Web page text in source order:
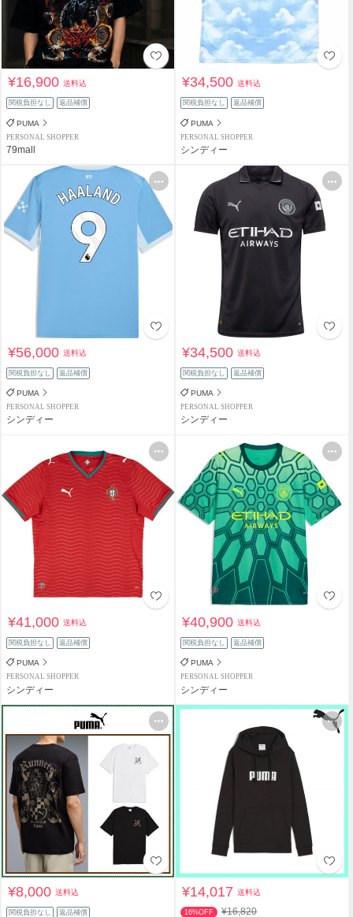
¥16,900送料込
関税負担なし 返品補償
PUMA
PERSONAL SHOPPER
79mall
¥34,500送料込
関税負担なし 返品補償
PUMA
PERSONAL SHOPPER
シンディー
¥56,000送料込
関税負担なし 返品補償
PUMA
PERSONAL SHOPPER
シンディー
¥34,500送料込
関税負担なし 返品補償
PUMA
PERSONAL SHOPPER
シンディー
¥41,000送料込
関税負担なし 返品補償
PUMA
PERSONAL SHOPPER
シンディー
¥40,900送料込
関税負担なし 返品補償
PUMA
PERSONAL SHOPPER
シンディー
¥8,000送料込
関税負担なし 返品補償
¥14,017送料込
16%OFF ¥16,820